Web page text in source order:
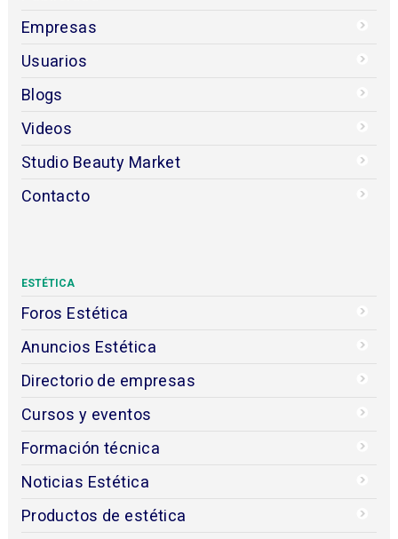
Empresas
Usuarios
Blogs
Videos
Studio Beauty Market
Contacto
ESTÉTICA
Foros Estética
Anuncios Estética
Directorio de empresas
Cursos y eventos
Formación técnica
Noticias Estética
Productos de estética